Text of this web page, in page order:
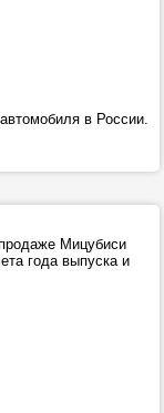
в России.
Мицубиси
года выпуска и